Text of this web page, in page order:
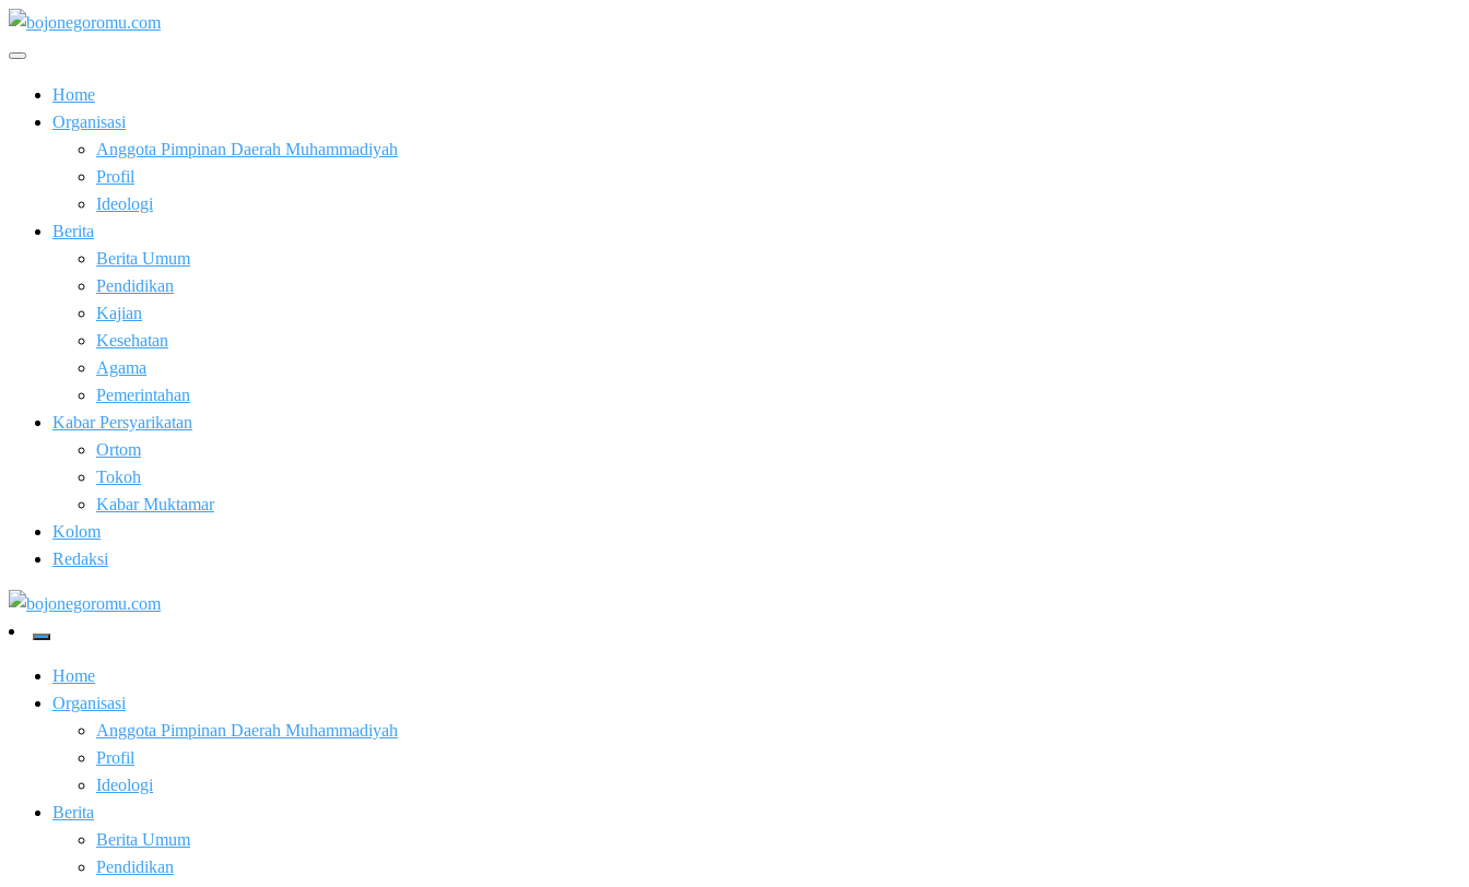
Skip
to
bojonegoromu.com
Home
Organisasi
Anggota Pimpinan Daerah Muhammadiyah
Profil
Ideologi
Berita
Berita Umum
Pendidikan
Kajian
Kesehatan
Agama
Pemerintahan
Kabar Persyarikatan
Ortom
Tokoh
Kabar Muktamar
Kolom
Redaksi
bojonegoromu.com
Home
Organisasi
Anggota Pimpinan Daerah Muhammadiyah
Profil
Ideologi
Berita
Berita Umum
Pendidikan